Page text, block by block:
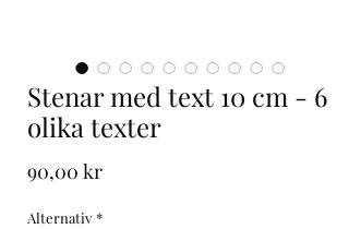
Stenar med text 10 cm - 6
olika texter
90,00 krPris
Alternativ *